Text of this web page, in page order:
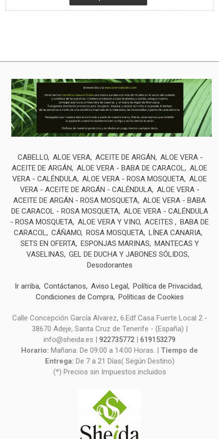
CABELLO ALOE VERA ACEITE DE ARGÁN
ALOE VERA -
ACEITE DE ARGÁN
ALOE VERA - BABA DE CARACOL ALOE
VERA - CALÉNDULA ALOE VERA - ROSA MOSQUETA ALOE
VERA - ACEITE DE ARGÁN - CALÉNDULA ALOE VERA -
ACEITE DE ARGÁN - ROSA MOSQUETA ALOE VERA - BABA
DE CARACOL - ROSA MOSQUETA ALOE VERA - CALÉNDULA
- ROSA MOSQUETA ALOE VERA Y VINO ACEITES
BABA DE
CARACOL CÁÑAMO ROSA MOSQUETA LÍNEA CANARIA
SETS EN OFERTA ESPONJAS MARINAS
MANTECAS Y
VASELINAS
GEL DE DUCHA Y JABONES SÓLIDOS
Desodorantes
Ir arriba Contáctanos Aviso Legal
Política de Privacidad
Condiciones de Compra Políticas de Cookies
Calle Concepción García Alvarez, 6.Edf.Casa Fuerte Local 2 -
38670 Adeje, Santa Cruz de Tenerife - (España) |
info@sheida.es | 922735772 | 619153279
Horario: Mañana: De 09:00 a 14:00 Horas. | Tiempo de
Entrega: De 7 a 21 Días( Según Destino)
(*) Precios sin Impuestos incluidos